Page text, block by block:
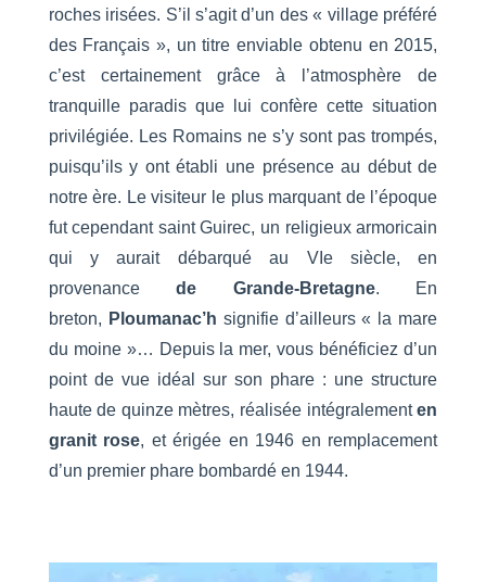
roches irisées. S’il s’agit d’un des « village préféré
des Français », un titre enviable obtenu en 2015,
c’est certainement grâce à l’atmosphère de
tranquille paradis que lui confère cette situation
privilégiée. Les Romains ne s’y sont pas trompés,
puisqu’ils y ont établi une présence au début de
notre ère. Le visiteur le plus marquant de l’époque
fut cependant saint Guirec, un religieux armoricain
qui y aurait débarqué au VIe siècle, en
provenancede Grande-Bretagne. En
breton, Ploumanac’h signifie d’ailleurs « la mare
du moine »… Depuis la mer, vous bénéficiez d’un
point de vue idéal sur son phare : une structure
haute de quinze mètres, réalisée intégralementen
granit rose, et érigée en 1946 en remplacement
d’un premier phare bombardé en 1944.